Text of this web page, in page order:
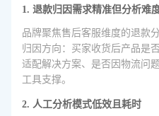
1. 退款归因需求精准但分析难
品牌聚焦售后客服维度的退款
归因方向：买家收货后产品是
适配解决方案、是否因物流问
工具支撑。
2. 人工分析模式低效且耗时